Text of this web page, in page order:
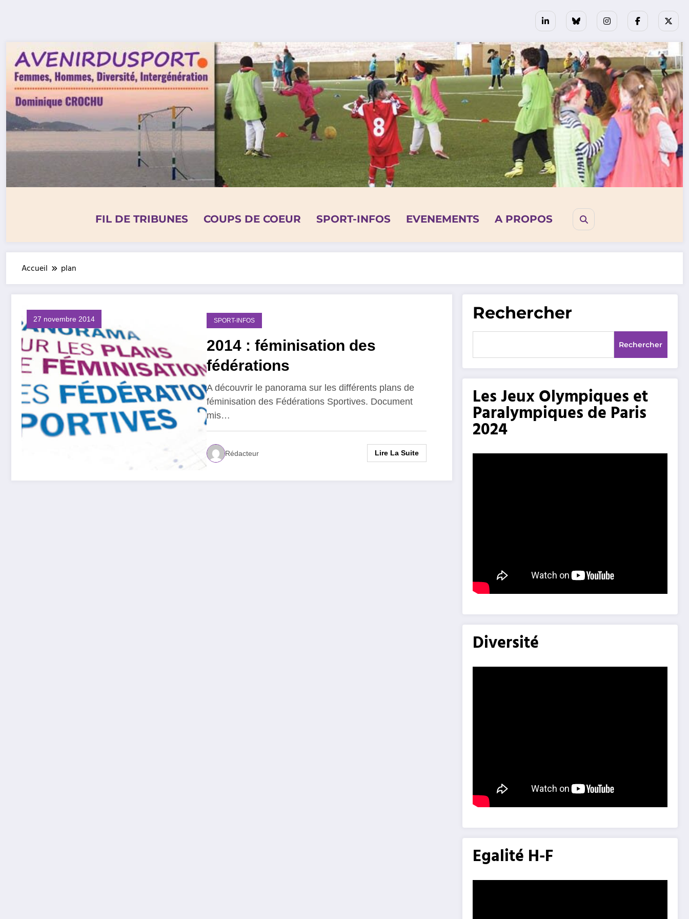
FIL DE TRIBUNES COUPS DE COEUR SPORT-INFOS EVENEMENTS A PROPOS
Accueil plan
27 novembre 2014 SPORT-INFOS
2014 : féminisation des
fédérations
A découvrir le panorama sur les différents plans de
féminisation des Fédérations Sportives. Document
mis…
Rédacteur Lire La Suite
Rechercher
Rechercher
Les Jeux Olympiques et
Paralympiques de Paris
2024
Diversité
Egalité H-F